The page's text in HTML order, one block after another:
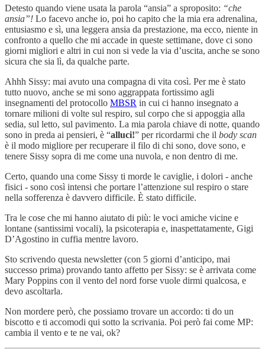
Detesto quando viene usata la parola “ansia” a sproposito: “che
ansia”! Lo facevo anche io, poi ho capito che la mia era adrenalina,
entusiasmo e sì, una leggera ansia da prestazione, ma ecco, niente in
confronto a quello che mi accade in queste settimane, dove ci sono
giorni migliori e altri in cui non si vede la via d’uscita, anche se sono
sicura che sia lì, da qualche parte.
Ahhh Sissy: mai avuto una compagna di vita così. Per me è stato
tutto nuovo, anche se mi sono aggrappata fortissimo agli
insegnamenti del protocollo MBSR in cui ci hanno insegnato a
tornare milioni di volte sul respiro, sul corpo che si appoggia alla
sedia, sul letto, sul pavimento. La mia parola chiave di notte, quando
sono in preda ai pensieri, è “alluci!” per ricordarmi che il body scan
è il modo migliore per recuperare il filo di chi sono, dove sono, e
tenere Sissy sopra di me come una nuvola, e non dentro di me.
Certo, quando una come Sissy ti morde le caviglie, i dolori - anche
fisici - sono così intensi che portare l’attenzione sul respiro o stare
nella sofferenza è davvero difficile. È stato difficile.
Tra le cose che mi hanno aiutato di più: le voci amiche vicine e
lontane (santissimi vocali), la psicoterapia e, inaspettatamente, Gigi
D’Agostino in cuffia mentre lavoro.
Sto scrivendo questa newsletter (con 5 giorni d’anticipo, mai
successo prima) provando tanto affetto per Sissy: se è arrivata come
Mary Poppins con il vento del nord forse vuole dirmi qualcosa, e
devo ascoltarla.
Non mordere però, che possiamo trovare un accordo: ti do un
biscotto e ti accomodi qui sotto la scrivania. Poi però fai come MP:
cambia il vento e te ne vai, ok?